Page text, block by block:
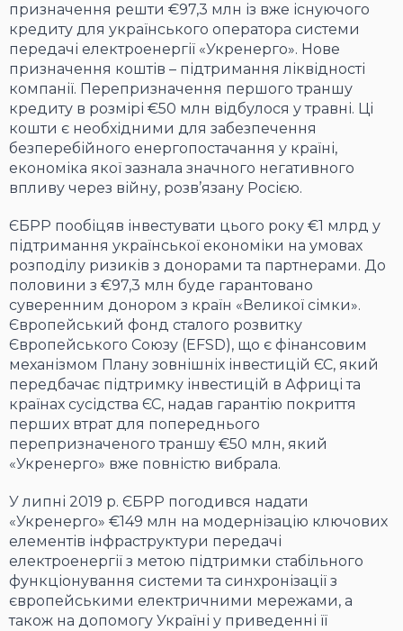
призначення решти €97,3 млн із вже існуючого
кредиту для українського оператора системи
передачі електроенергії «Укренерго». Нове
призначення коштів – підтримання ліквідності
компанії. Перепризначення першого траншу
кредиту в розмірі €50 млн відбулося у травні. Ці
кошти є необхідними для забезпечення
безперебійного енергопостачання у країні,
економіка якої зазнала значного негативного
впливу через війну, розв’язану Росією.
ЄБРР пообіцяв інвестувати цього року €1 млрд у
підтримання української економіки на умовах
розподілу ризиків з донорами та партнерами. До
половини з €97,3 млн буде гарантовано
суверенним донором з країн «Великої сімки».
Європейський фонд сталого розвитку
Європейського Союзу (EFSD), що є фінансовим
механізмом Плану зовнішніх інвестицій ЄС, який
передбачає підтримку інвестицій в Африці та
країнах сусідства ЄС, надав гарантію покриття
перших втрат для попереднього
перепризначеного траншу €50 млн, який
«Укренерго» вже повністю вибрала.
У липні 2019 р. ЄБРР погодився надати
«Укренерго» €149 млн на модернізацію ключових
елементів інфраструктури передачі
електроенергії з метою підтримки стабільного
функціонування системи та синхронізації з
європейськими електричними мережами, а
також на допомогу Україні у приведенні її